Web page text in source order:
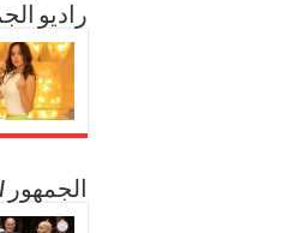
راديو
الجمهور TV